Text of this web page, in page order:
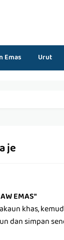
Emas Urut
je
EMAS"
khas,
dan simpan